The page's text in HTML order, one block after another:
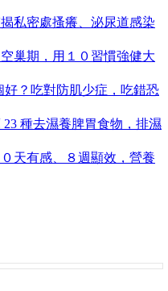
私密處搔癢、泌尿道感染
巢期，用１０習慣強健大
？吃對防肌少症，吃錯恐
種去濕養脾胃食物，排濕
天有感、８週顯效，營養